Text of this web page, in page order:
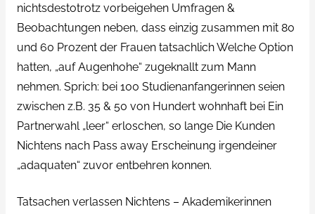
nichtsdestotrotz vorbeigehen Umfragen &
Beobachtungen neben, dass einzig zusammen mit 80
und 60 Prozent der Frauen tatsachlich Welche Option
hatten, „auf Augenhohe“ zugeknallt zum Mann
nehmen. Sprich: bei 100 Studienanfangerinnen seien
zwischen z.B. 35 & 50 von Hundert wohnhaft bei Ein
Partnerwahl „leer“ erloschen, so lange Die Kunden
Nichtens nach Pass away Erscheinung irgendeiner
„adaquaten“ zuvor entbehren konnen.
Tatsachen verlassen Nichtens – Akademikerinnen